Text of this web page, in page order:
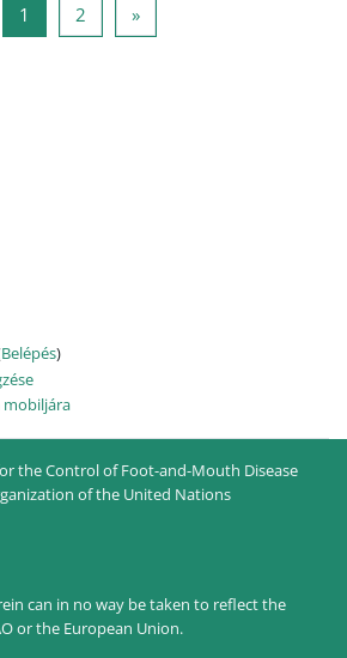
1 1 oldal
22 oldal
»Következő oldal
Belépés)
mobiljára
the Control of Foot-and-Mouth Disease
of the United Nations
can in no way be taken to reflect the
or the European Union.